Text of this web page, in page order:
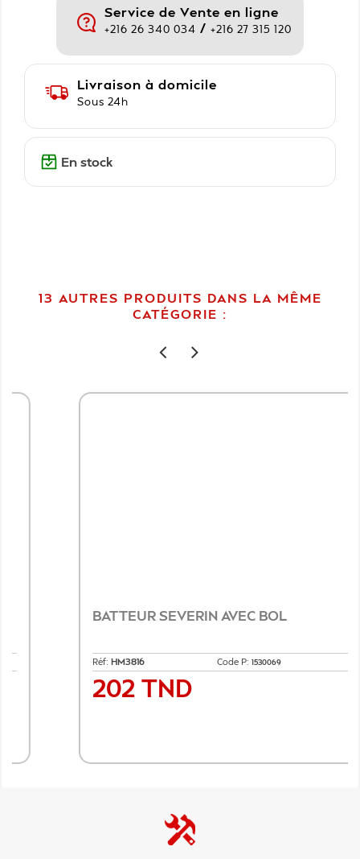
Service de Vente en ligne
+216 26 340 034 / +216 27 315 120
Livraison à domicile
Sous 24h
En stock
13 AUTRES PRODUITS DANS LA MÊME
CATÉGORIE :
BATTEUR SEVERIN AVEC BOL
HM3816 1530069
202 TND